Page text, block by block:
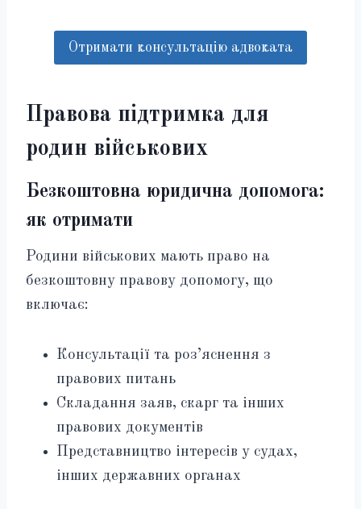
Отримати консультацію адвоката
Правова підтримка для
родин військових
Безкоштовна юридична допомога:
як отримати
Родини військових мають право на
безкоштовну правову допомогу, що
включає:
Консультації та роз’яснення з
правових питань
Складання заяв, скарг та інших
правових документів
Представництво інтересів у судах,
інших державних органах